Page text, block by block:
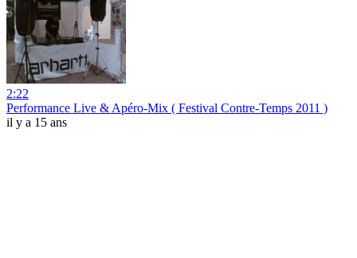
2:22
Performance Live & Apéro-Mix ( Festival Contre-Temps 2011 )
il y a 15 ans